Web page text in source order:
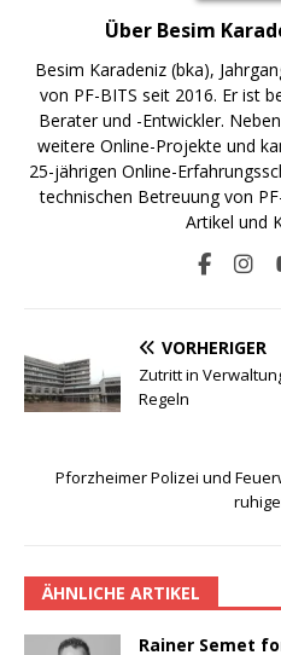
Über Besim
Besim Karadeniz (bka),
von PF-BITS seit 2016. Er ist
Berater und -Entwickler.
weitere Online-Projekte und
25-jährigen Online-
technischen Betreuung von
Artikel und
VORHERIGER
Zutritt in
Regeln
Pforzheimer Polizei und
ÄHNLICHE ARTIKEL
Rainer Semet